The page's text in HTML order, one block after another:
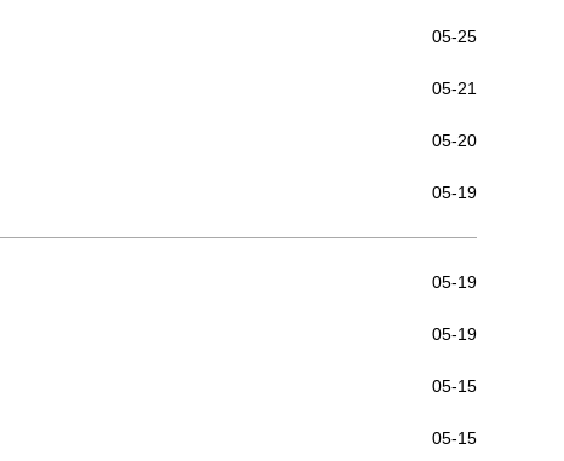
05-25
05-21
05-20
05-19
05-19
05-19
05-15
05-15